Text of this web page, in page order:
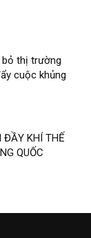
bỏ thị trường
cuộc khủng
ĐẦY KHÍ THẾ
QUỐC